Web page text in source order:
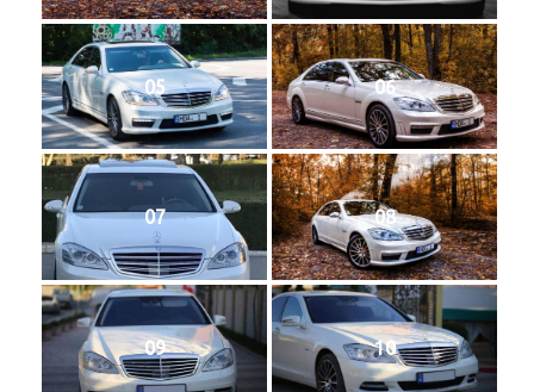
05 06
07 08
09 10